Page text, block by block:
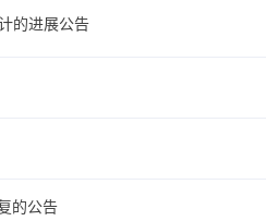
的进展公告
的公告